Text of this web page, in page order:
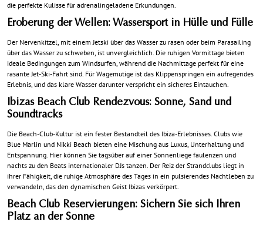
die perfekte Kulisse für adrenalingeladene Erkundungen.
Eroberung der Wellen: Wassersport in Hülle und Fülle
Der Nervenkitzel, mit einem Jetski über das Wasser zu rasen oder beim Parasailing
über das Wasser zu schweben, ist unvergleichlich. Die ruhigen Vormittage bieten
ideale Bedingungen zum Windsurfen, während die Nachmittage perfekt für eine
rasante Jet-Ski-Fahrt sind. Für Wagemutige ist das Klippenspringen ein aufregendes
Erlebnis, und das klare Wasser darunter verspricht ein sicheres Eintauchen.
Ibizas Beach Club Rendezvous: Sonne, Sand und
Soundtracks
Die Beach-Club-Kultur ist ein fester Bestandteil des Ibiza-Erlebnisses. Clubs wie
Blue Marlin und Nikki Beach bieten eine Mischung aus Luxus, Unterhaltung und
Entspannung. Hier können Sie tagsüber auf einer Sonnenliege faulenzen und
nachts zu den Beats internationaler DJs tanzen. Der Reiz der Strandclubs liegt in
ihrer Fähigkeit, die ruhige Atmosphäre des Tages in ein pulsierendes Nachtleben zu
verwandeln, das den dynamischen Geist Ibizas verkörpert.
Beach Club Reservierungen: Sichern Sie sich Ihren
Platz an der Sonne